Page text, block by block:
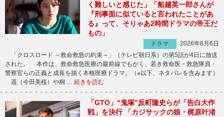
く難しいと感じた」「船越英一郎さんが
『刑事面に似ていると言われたことがあ
る』って、そりゃあ2時間ドラマの帝王だ
もの」
ドラマ
2026年8月6日
「クロスロード ～救命救急の約束～」（テレビ朝日系）の第5話が4日に放送
された。 本作は、救命救急医療の最前線でもがく、若き救命医・救急隊員・
警察官らの正義と成長を描く本格医療ドラマ。（※以下、ネタバレを含みます）
遥（今田美桜）や桐 … 続きを読む
「GTO」“鬼塚”反町隆史らが「告白大作
戦」を決行 「カジサックの娘・梶原叶渚